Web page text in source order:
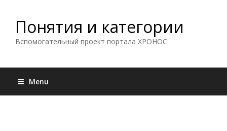
Понятия и категории
Вспомогательный проект портала ХРОНОС
Menu